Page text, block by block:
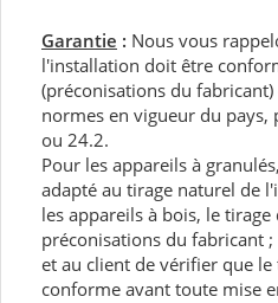
Garantie : Nous vous
l'installation doit être
(préconisations du
normes en vigueur du pays,
ou 24.2.
Pour les appareils à
adapté au tirage naturel de
les appareils à bois, le
préconisations du fabricant
et au client de vérifier que
conforme avant toute mise